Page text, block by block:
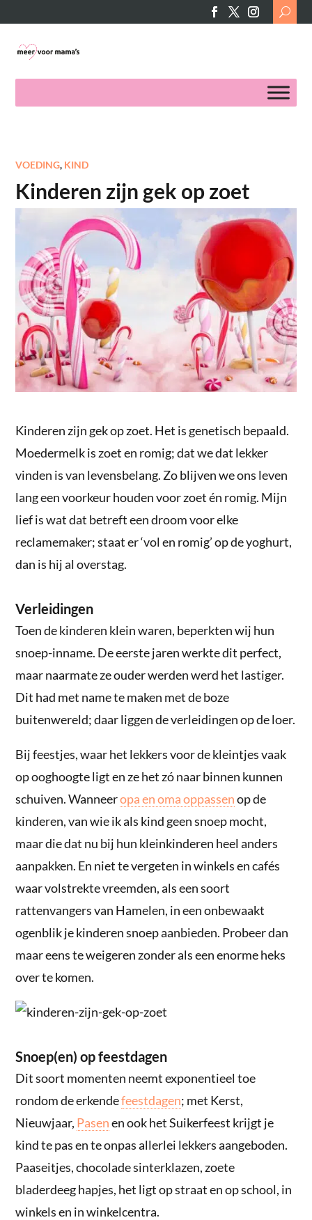
Search
for:
VOEDING, KIND
Kinderen zijn gek op zoet
Kinderen zijn gek op zoet. Het is genetisch bepaald.
Moedermelk is zoet en romig; dat we dat lekker
vinden is van levensbelang. Zo blijven we ons leven
lang een voorkeur houden voor zoet én romig. Mijn
lief is wat dat betreft een droom voor elke
reclamemaker; staat er ‘vol en romig’ op de yoghurt,
dan is hij al overstag.
Verleidingen
Toen de kinderen klein waren, beperkten wij hun
snoep-inname. De eerste jaren werkte dit perfect,
maar naarmate ze ouder werden werd het lastiger.
Dit had met name te maken met de boze
buitenwereld; daar liggen de verleidingen op de loer.
Bij feestjes, waar het lekkers voor de kleintjes vaak
op ooghoogte ligt en ze het zó naar binnen kunnen
schuiven. Wanneeropa en oma oppassenop de
kinderen, van wie ik als kind geen snoep mocht,
maar die dat nu bij hun kleinkinderen heel anders
aanpakken. En niet te vergeten in winkels en cafés
waar volstrekte vreemden, als een soort
rattenvangers van Hamelen, in een onbewaakt
ogenblik je kinderen snoep aanbieden. Probeer dan
maar eens te weigeren zonder als een enorme heks
over te komen.
Snoep(en) op feestdagen
Dit soort momenten neemt exponentieel toe
rondom de erkendefeestdagen; met Kerst,
Nieuwjaar, Pasenen ook het Suikerfeest krijgt je
kind te pas en te onpas allerlei lekkers aangeboden.
Paaseitjes, chocolade sinterklazen, zoete
bladerdeeg hapjes, het ligt op straat en op school, in
winkels en in winkelcentra.